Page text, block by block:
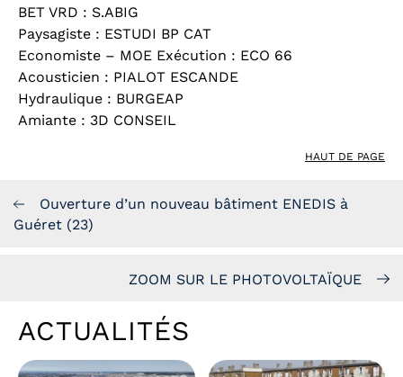
BET VRD : S.ABIG
Paysagiste : ESTUDI BP CAT
Economiste – MOE Exécution : ECO 66
Acousticien : PIALOT ESCANDE
Hydraulique : BURGEAP
Amiante : 3D CONSEIL
HAUT DE PAGE
Ouverture d’un nouveau bâtiment ENEDIS à
Guéret (23)
ZOOM SUR LE PHOTOVOLTAÏQUE
ACTUALITÉS